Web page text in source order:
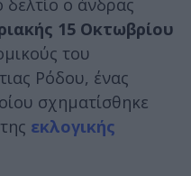
15 Οκτωβρίου
του
Ρόδου, ένας
σχηματίσθηκε
εκλογικής